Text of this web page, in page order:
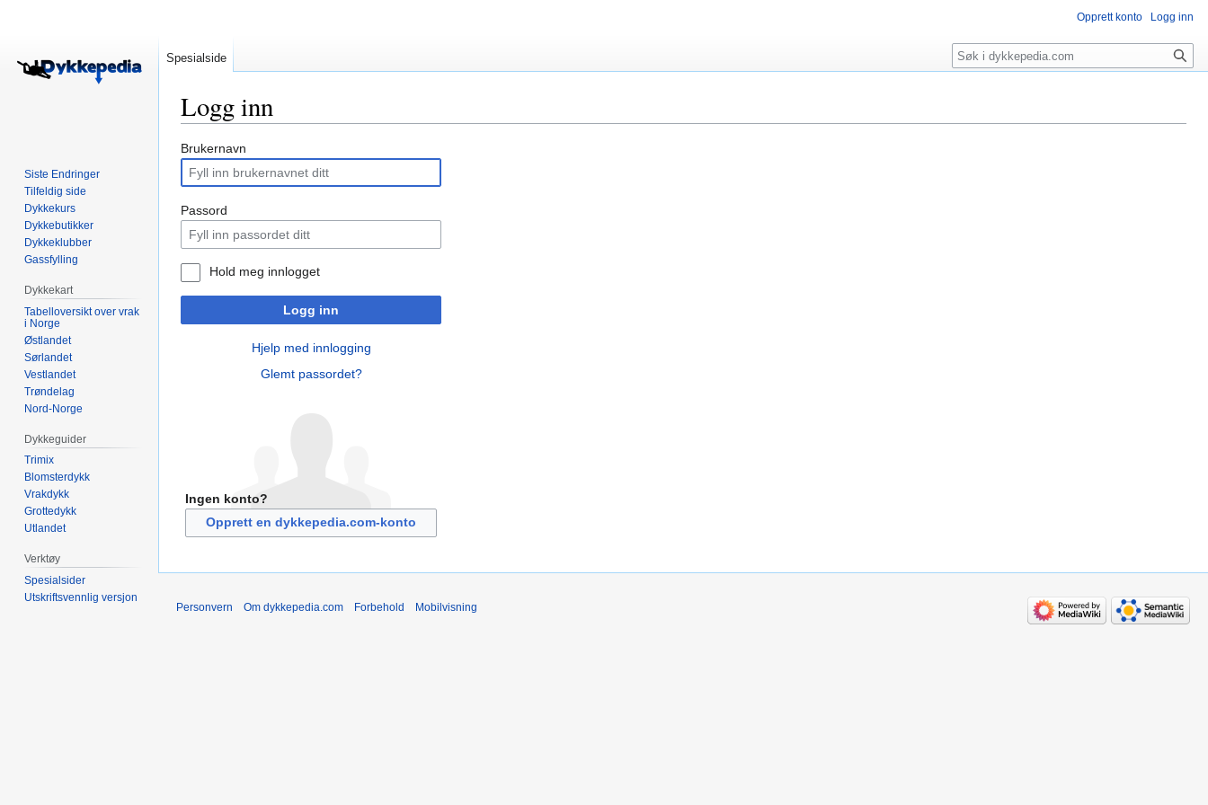
Logg inn
Hopp
navigering
Hopp
søk
Brukernavn
Passord
Hold meg innlogget
Logg inn
Hjelp med innlogging
Glemt passordet?
Ingen konto?
Opprett en dykkepedia.com-konto
Opprett konto Logg inn
Spesialside Søk
Siste Endringer
Tilfeldig side
Dykkekurs
Dykkebutikker
Dykkeklubber
Gassfylling
Dykkekart
Tabelloversikt over vrak
i Norge
Østlandet
Sørlandet
Vestlandet
Trøndelag
Nord-Norge
Dykkeguider
Trimix
Blomsterdykk
Vrakdykk
Grottedykk
Utlandet
Verktøy
Spesialsider
Utskriftsvennlig versjon
Personvern Om dykkepedia.com Forbehold Mobilvisning